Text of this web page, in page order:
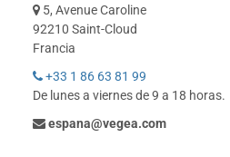
5, Avenue Caroline
92210 Saint-Cloud
Francia
+33 1 86 63 81 99
De lunes a viernes de 9 a 18 horas.
espana@vegea.com